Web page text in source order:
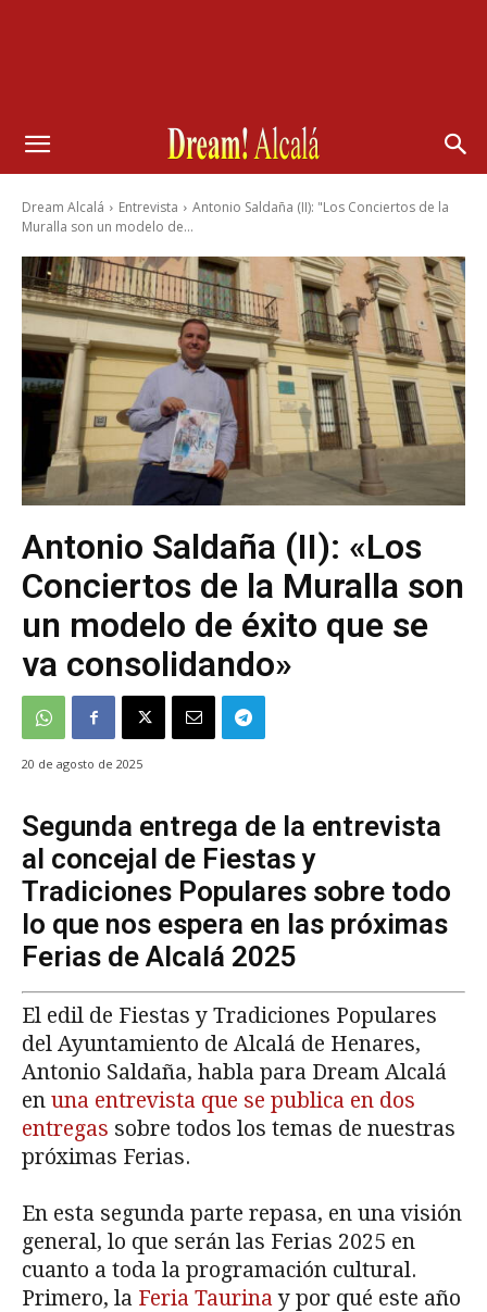
Dream Alcalá Entrevista
Antonio Saldaña (II): "Los Conciertos de la
Muralla son un modelo de...
Antonio Saldaña (II): «Los
Conciertos de la Muralla son
un modelo de éxito que se
va consolidando»
20 de agosto de 2025
Segunda entrega de la entrevista
al concejal de Fiestas y
Tradiciones Populares sobre todo
lo que nos espera en las próximas
Ferias de Alcalá 2025
El edil de Fiestas y Tradiciones Populares
del Ayuntamiento de Alcalá de Henares,
Antonio Saldaña, habla para Dream Alcalá
en una entrevista que se publica en dos
entregas sobre todos los temas de nuestras
próximas Ferias.
En esta segunda parte repasa, en una visión
general, lo que serán las Ferias 2025 en
cuanto a toda la programación cultural.
Primero, la Feria Taurinay por qué este año